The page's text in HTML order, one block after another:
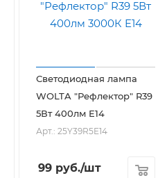
Светодиодная лампа
WOLTA "Рефлектор" R39
5Вт 400лм E14
Арт.: 25Y39R5E14
99 руб./шт